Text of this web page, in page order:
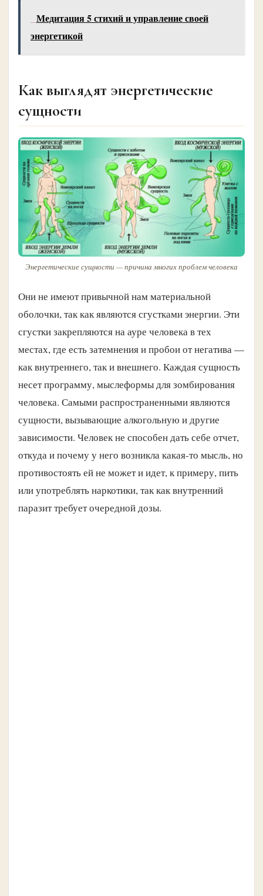
Медитация 5 стихий и управление своей
энергетикой
Как выглядят энергетические
сущности
Энергетические сущности — причина многих проблем человека
Они не имеют привычной нам материальной
оболочки, так как являются сгустками энергии. Эти
сгустки закрепляются на ауре человека в тех
местах, где есть затемнения и пробои от негатива —
как внутреннего, так и внешнего. Каждая сущность
несет программу, мыслеформы для зомбирования
человека. Самыми распространенными являются
сущности, вызывающие алкогольную и другие
зависимости. Человек не способен дать себе отчет,
откуда и почему у него возникла какая-то мысль, но
противостоять ей не может и идет, к примеру, пить
или употреблять наркотики, так как внутренний
паразит требует очередной дозы.